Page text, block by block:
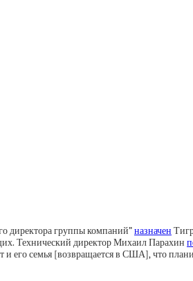
директора группы компаний”назначен
Технический директор Михаил Парахин
и его семья [возвращается в США], что